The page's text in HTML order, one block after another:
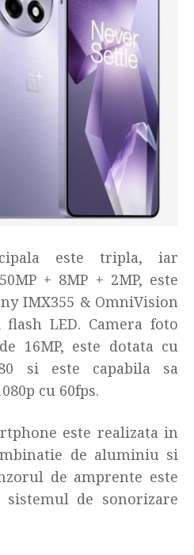
este tripla, iar
+ 8MP + 2MP, este
IMX355 & OmniVision
flash LED. Camera foto
16MP, este dotata cu
si este capabila sa
cu 60fps.
este realizata in
de aluminiu si
de amprente este
de sonorizare